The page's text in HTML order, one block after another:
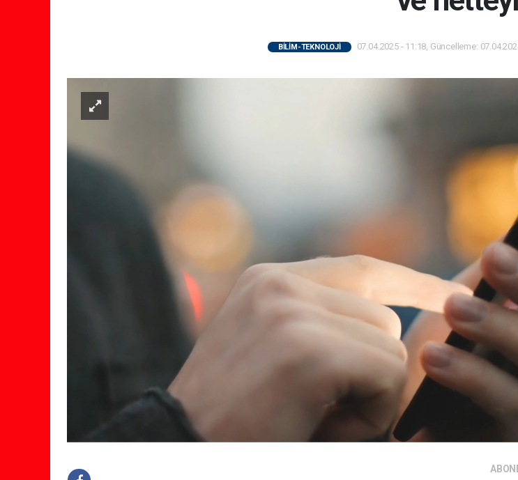
BİLİM-TEKNOLOJİ 07.04.2025 - 11:18, Güncelleme: